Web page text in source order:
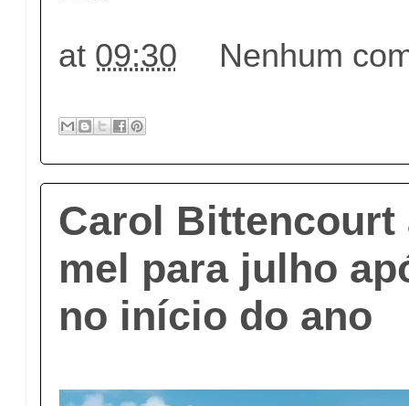
at 09:30 Nenhum
Carol Bittencourt
mel para julho
no início do ano